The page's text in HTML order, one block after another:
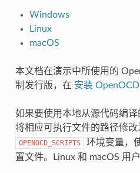
Windows
Linux
macOS
本文档在演示中所使用的
制发行版，在 安装 OpenOCD
如果要使用本地从源代码编
将相应可执行文件的路径修改
OPENOCD_SCRIPTS
环境变量，
置文件。Linux 和 macOS 用